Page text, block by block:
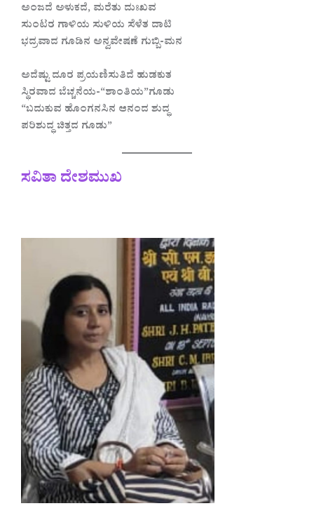
ಅಂಜದೆ ಅಳುಕದೆ, ಮರೆತು ದುಃಖವ
ಸುಂಟರ ಗಾಳಿಯ ಸುಳಿಯ ಸೆಳೆತ ದಾಟಿ
ಭದ್ರವಾದ ಗೂಡಿನ ಅನ್ವವೇಷಣೆ ಗುಬ್ಬಿ-ಮನ
ಅದೆಷ್ಟು ದೂರ ಪ್ರಯಣಿಸುತಿದೆ ಹುಡಕುತ
ಸ್ಥಿರವಾದ ಬೆಚ್ಚನೆಯ-“ಶಾಂತಿಯ‌”ಗೂಡು
“ಬದುಕುವ ಹೊಂಗನಸಿನ ಆನಂದ ಶುದ್ಧ
ಪರಿಶುದ್ಧ ಚಿತ್ತದ ಗೂಡು”
ಸವಿತಾ ದೇಶಮುಖ